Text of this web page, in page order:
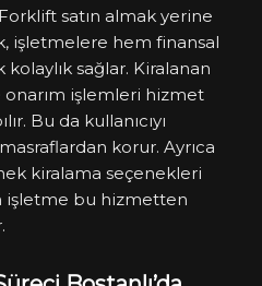
satın almak yerine
işletmelere hem finansal
sağlar. Kiralanan
onarım işlemleri hizmet
Bu da kullanıcıyı
korur. Ayrıca
kiralama seçenekleri
işletme bu hizmetten